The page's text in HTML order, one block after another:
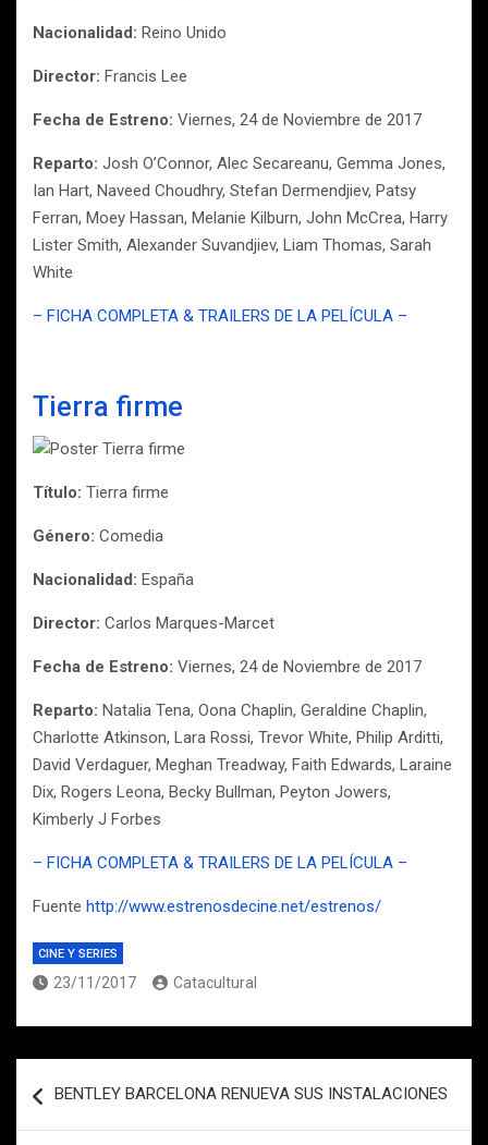
Nacionalidad: Reino Unido
Director: Francis Lee
Fecha de Estreno: Viernes, 24 de Noviembre de 2017
Reparto: Josh O’Connor, Alec Secareanu, Gemma Jones,
Ian Hart, Naveed Choudhry, Stefan Dermendjiev, Patsy
Ferran, Moey Hassan, Melanie Kilburn, John McCrea, Harry
Lister Smith, Alexander Suvandjiev, Liam Thomas, Sarah
White
– FICHA COMPLETA & TRAILERS DE LA PELÍCULA –
Tierra firme
Título: Tierra firme
Género: Comedia
Nacionalidad: España
Director: Carlos Marques-Marcet
Fecha de Estreno: Viernes, 24 de Noviembre de 2017
Reparto: Natalia Tena, Oona Chaplin, Geraldine Chaplin,
Charlotte Atkinson, Lara Rossi, Trevor White, Philip Arditti,
David Verdaguer, Meghan Treadway, Faith Edwards, Laraine
Dix, Rogers Leona, Becky Bullman, Peyton Jowers,
Kimberly J Forbes
– FICHA COMPLETA & TRAILERS DE LA PELÍCULA –
Fuente http://www.estrenosdecine.net/estrenos/
CINE Y SERIES
23/11/2017 Catacultural
de
BENTLEY BARCELONA RENUEVA SUS INSTALACIONES